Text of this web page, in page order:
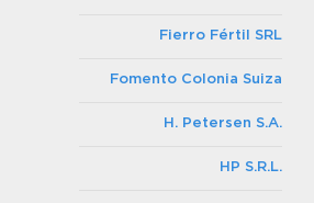
Fierro Fértil SRL
Fomento Colonia Suiza
H. Petersen S.A.
HP S.R.L.